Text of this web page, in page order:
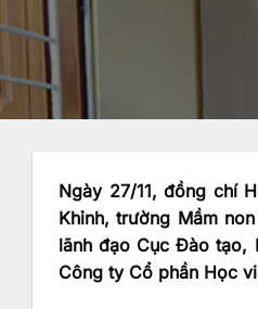
Ngày 27/11, đồng chí
Khỉnh, trường Mầm
lãnh đạo Cục Đào tạo,
Công ty Cổ phần Học